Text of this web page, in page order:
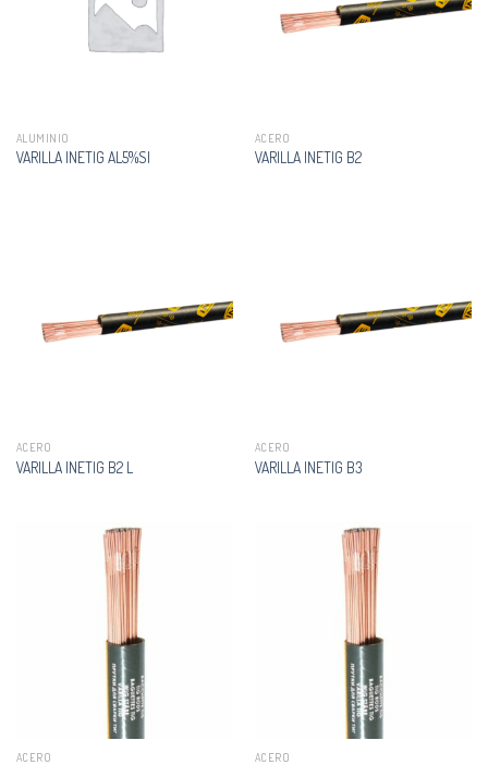
ALUMINIO
VARILLA INETIG AL5%SI
ACERO
VARILLA INETIG B2
ACERO
VARILLA INETIG B2 L
ACERO
VARILLA INETIG B3
ACERO ACERO